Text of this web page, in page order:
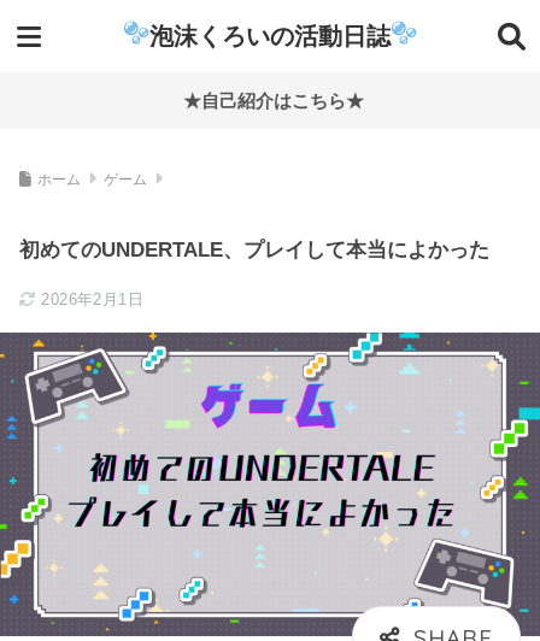
泡沫くろいの活動日誌
★自己紹介はこちら★
ホーム ゲーム
初めてのUNDERTALE、プレイして本当によかった
2026年2月1日